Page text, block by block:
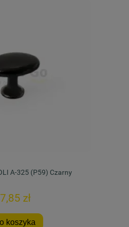
A-325 (P59) Czarny
7,85 zł
koszyka